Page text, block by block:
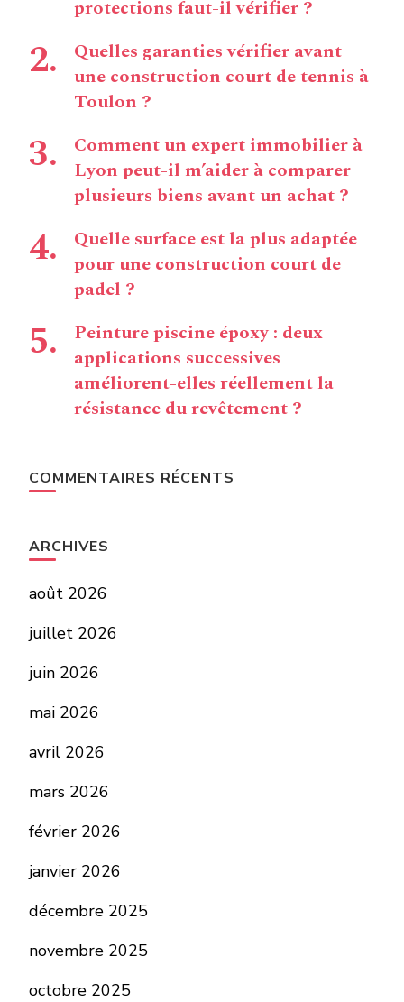
protections faut-il vérifier ?
Quelles garanties vérifier avant
une construction court de tennis à
Toulon ?
Comment un expert immobilier à
Lyon peut-il m’aider à comparer
plusieurs biens avant un achat ?
Quelle surface est la plus adaptée
pour une construction court de
padel ?
Peinture piscine époxy : deux
applications successives
améliorent-elles réellement la
résistance du revêtement ?
COMMENTAIRES RÉCENTS
ARCHIVES
août 2026
juillet 2026
juin 2026
mai 2026
avril 2026
mars 2026
février 2026
janvier 2026
décembre 2025
novembre 2025
octobre 2025